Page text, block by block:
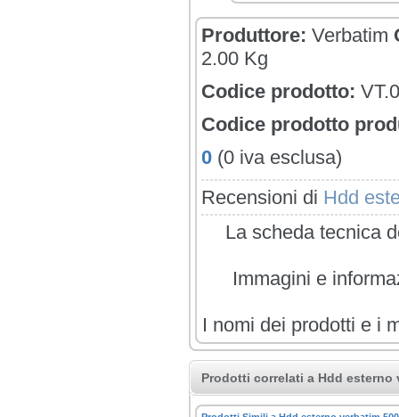
Produttore: Verbatim
2.00 Kg
Codice prodotto:
Codice prodotto
0 (0 iva esclusa)
Recensioni di Hdd
La scheda tecnica
Immagini e
I nomi dei prodotti e i
Prodotti correlati a Hdd esterno